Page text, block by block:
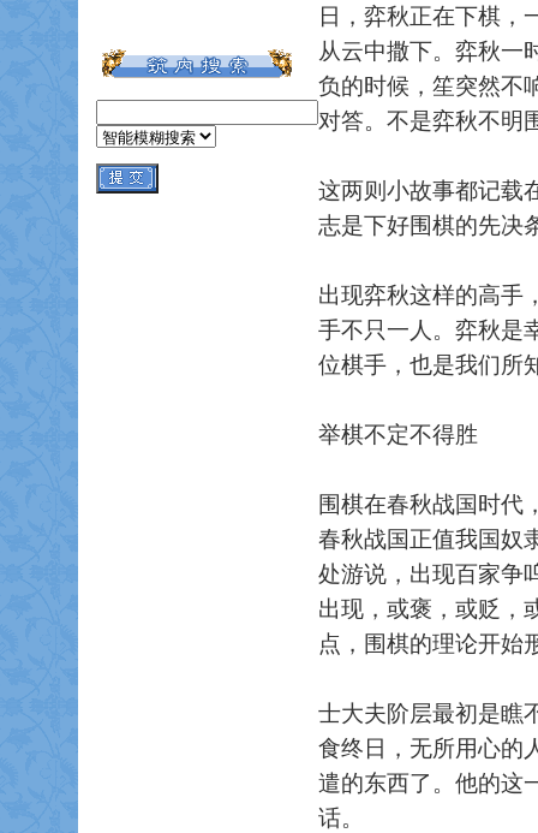
日，弈秋正在下棋，
从云中撒下。弈秋一
负的时候，笙突然不
对答。不是弈秋不明
这两则小故事都记载
志是下好围棋的先决
出现弈秋这样的高手
手不只一人。弈秋是
位棋手，也是我们所
举棋不定不得胜
围棋在春秋战国时代
春秋战国正值我国奴
处游说，出现百家争
出现，或褒，或贬，
点，围棋的理论开始
士大夫阶层最初是瞧
食终日，无所用心的
遣的东西了。他的这
话。